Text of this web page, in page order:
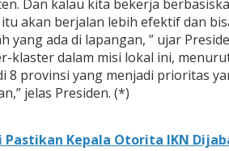
Dan kalau kita bekerja
akan berjalan lebih efektif dan
yang ada di lapangan, ” ujar
klaster dalam misi lokal ini,
8 provinsi yang menjadi prioritas
jelas Presiden. (*)
Pastikan Kepala Otorita IKN